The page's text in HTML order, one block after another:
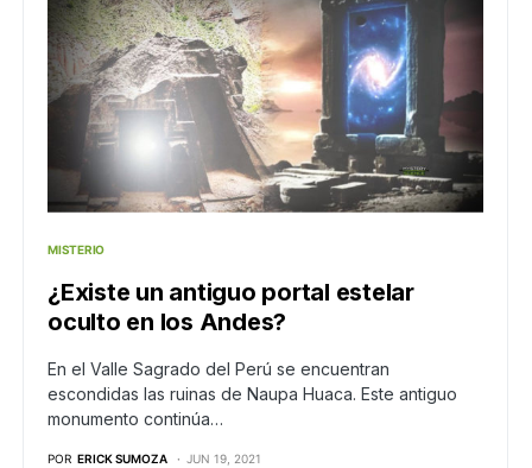
MISTERIO
¿Existe un antiguo portal estelar
oculto en los Andes?
En el Valle Sagrado del Perú se encuentran
escondidas las ruinas de Naupa Huaca. Este antiguo
monumento continúa…
POR ERICK SUMOZA JUN 19, 2021